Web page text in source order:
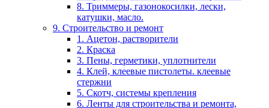
8. Триммеры, газонокосилки, лески,
катушки, масло.
9. Строительство и ремонт
1. Ацетон, растворители
2. Краска
3. Пены, герметики, уплотнители
4. Клей, клеевые пистолеты. клеевые
стержни
5. Скотч, системы крепления
6. Ленты для строительства и ремонта,